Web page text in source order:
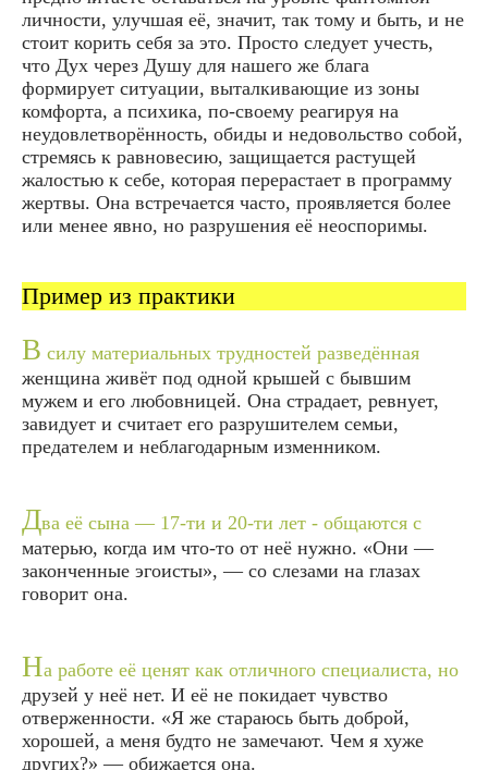
личности, улучшая её, значит, так тому и быть, и не
стоит корить себя за это. Просто следует учесть,
что Дух через Душу для нашего же блага
формирует ситуации, выталкивающие из зоны
комфорта, а психика, по-своему реагируя на
неудовлетворённость, обиды и недовольство собой,
стремясь к равновесию, защищается растущей
жалостью к себе, которая перерастает в программу
жертвы. Она встречается часто, проявляется более
или менее явно, но разрушения её неоспоримы.
Пример из практики
В силу материальных трудностей разведённая
женщина живёт под одной крышей с бывшим
мужем и его любовницей. Она страдает, ревнует,
завидует и считает его разрушителем семьи,
предателем и неблагодарным изменником.
Два её сына — 17-ти и 20-ти лет - общаются с
матерью, когда им что-то от неё нужно. «Они —
законченные эгоисты», — со слезами на глазах
говорит она.
На работе её ценят как отличного специалиста, но
друзей у неё нет. И её не покидает чувство
отверженности. «Я же стараюсь быть доброй,
хорошей, а меня будто не замечают. Чем я хуже
других?» — обижается она.